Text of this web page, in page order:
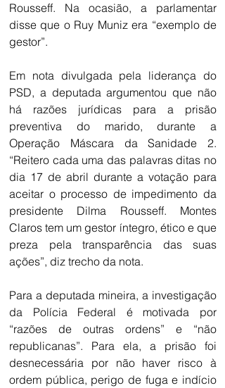
Rousseff. Na ocasião, a parlamentar
disse que o Ruy Muniz era “exemplo de
gestor”.
Em nota divulgada pela liderança do
PSD, a deputada argumentou que não
há razões jurídicas para a prisão
preventiva do marido, durante a
Operação Máscara da Sanidade 2.
“Reitero cada uma das palavras ditas no
dia 17 de abril durante a votação para
aceitar o processo de impedimento da
presidente Dilma Rousseff. Montes
Claros tem um gestor íntegro, ético e que
preza pela transparência das suas
ações”, diz trecho da nota.
Para a deputada mineira, a investigação
da Polícia Federal é motivada por
“razões de outras ordens” e “não
republicanas”. Para ela, a prisão foi
desnecessária por não haver risco à
ordem pública, perigo de fuga e indício